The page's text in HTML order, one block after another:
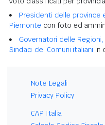
Presidenti delle province
Piemonte con foto ed
Governatori delle
Sindaci dei Comuni italiani in
Note Legali
Privacy Policy
CAP Italia